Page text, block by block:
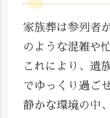
家族葬は参列者
のような混雑や
これにより、遺
でゆっくり過ご
静かな環境の中